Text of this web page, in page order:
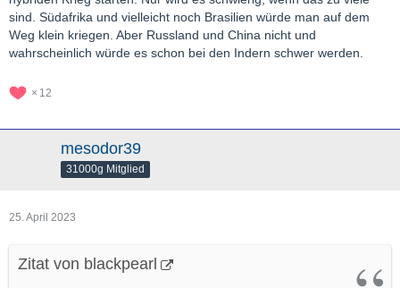
sind. Südafrika und vielleicht noch Brasilien würde man auf dem
Weg klein kriegen. Aber Russland und China nicht und
wahrscheinlich würde es schon bei den Indern schwer werden.
12
mesodor39
31000g Mitglied
25. April 2023
Zitat von blackpearl